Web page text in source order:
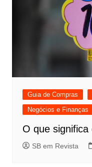
Guia de Compras
Negócios e Finanças
O que
SB em Revista